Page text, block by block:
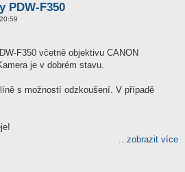
PDW-F350
F350 včetně objektivu CANON
je v dobrém stavu.
s možností odzkoušení. V případě
...zobrazit více